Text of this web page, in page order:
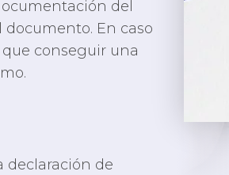
del
En caso
conseguir una
declaración de